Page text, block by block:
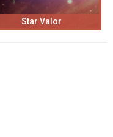
Star Valor